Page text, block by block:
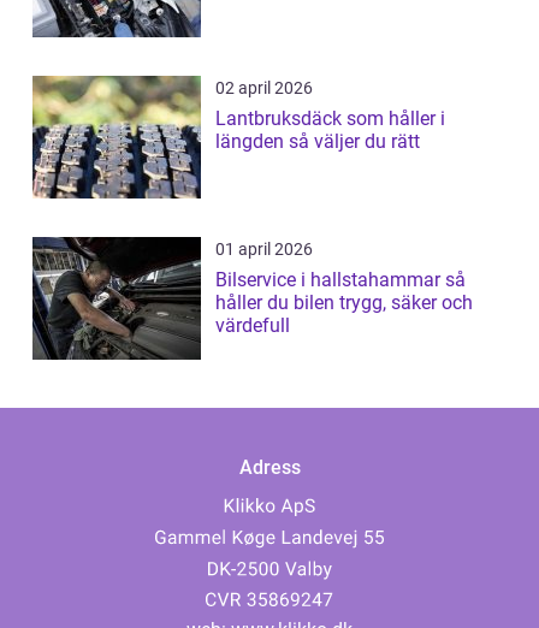
02 april 2026
Lantbruksdäck som håller i
längden så väljer du rätt
01 april 2026
Bilservice i hallstahammar så
håller du bilen trygg, säker och
värdefull
Adress